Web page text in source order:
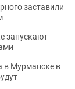
заставили
запускают
в Мурманске в